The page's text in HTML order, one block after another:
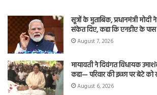
सूत्रों के मुताबिक, प्रधानमंत्री
संकेत दिए, कहा कि एनडीए के
August 7, 2026
मायावती ने दिवंगत विधायक
कहा— परिवार की इच्छा पर बेटे
August 6, 2026